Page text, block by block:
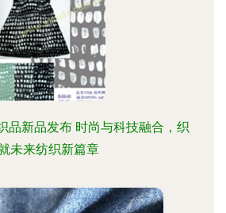
品新品发布 时尚与科技融合，织
未来纺织新篇章